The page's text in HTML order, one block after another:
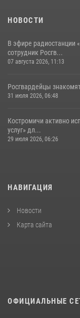
НОВОСТИ
В эфире радиостанции
сотрудник Росгв...
07 августа 2026, 11:13
Росгвардейцы
31 июля 2026, 06:48
Костромичи активно
услуг» дл...
29 июля 2026, 06:26
НАВИГАЦИЯ
Новости
Карта сайта
ОФИЦИАЛЬНЫЕ